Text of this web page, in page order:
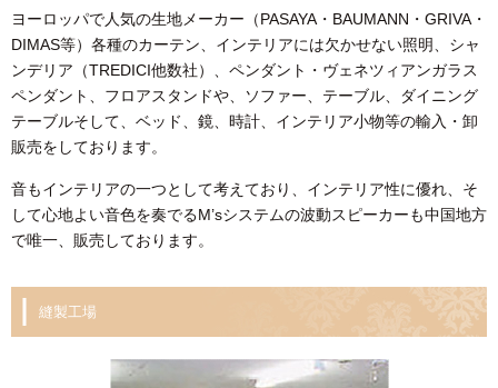
ヨーロッパで人気の生地メーカー（PASAYA・BAUMANN・GRIVA・
DIMAS等）各種のカーテン、インテリアには欠かせない照明、シャ
ンデリア（TREDICI他数社）、ペンダント・ヴェネツィアンガラス
ペンダント、フロアスタンドや、ソファー、テーブル、ダイニング
テーブルそして、ベッド、鏡、時計、インテリア小物等の輸入・卸
販売をしております。
音もインテリアの一つとして考えており、インテリア性に優れ、そ
して心地よい音色を奏でるM’sシステムの波動スピーカーも中国地方
で唯一、販売しております。
縫製工場